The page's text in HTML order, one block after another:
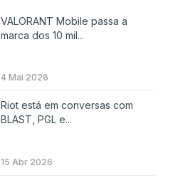
VALORANT Mobile passa a
marca dos 10 mil...
4 Mai 2026
Riot está em conversas com
BLAST, PGL e...
15 Abr 2026